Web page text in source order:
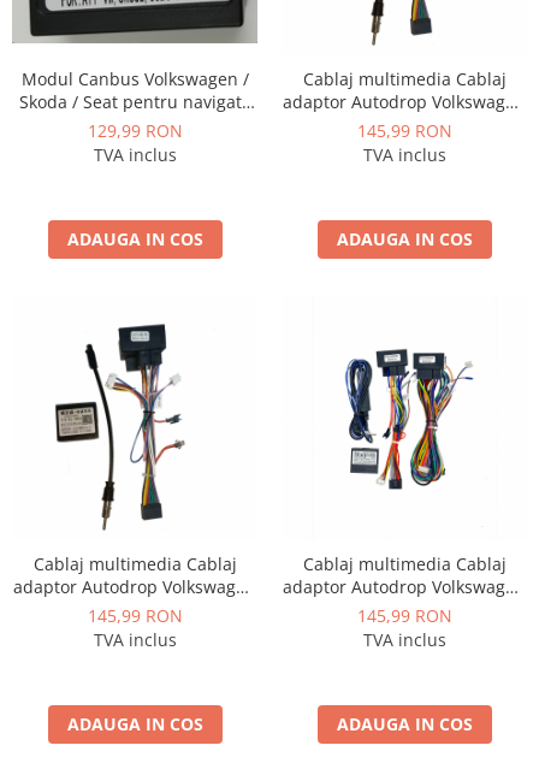
Jeep
Volvo
Ssangyong
Navigații auto universale
Navigații auto universale
Navigații universale 2DIN
Navigații universale 1DIN
Rame adaptoare auto
Rame adaptoare auto
Rame adaptoare Volkswagen
Rame adaptoare Ford
Modul Canbus Volkswagen /
Skoda / Seat pentru navigatii
Android - AD-BGCVWCS
129,99 RON
TVA inclus
ADAUGA IN COS
Cablaj multimedia Cablaj
adaptor Autodrop Volkswagen
Golf 6 (2010-2013) pentru
Navigații multimedia Android
145,99 RON
TVA inclus
ADAUGA IN COS
Cablaj multimedia Cablaj
adaptor Autodrop Volkswagen
T5 Multivan (2008-2015)
pentru Navigații multimedia
145,99 RON
TVA inclus
ADAUGA IN COS
Cablaj multimedia Cablaj
adaptor Autodrop Volkswagen
Polo (2012-2016) pentru
Navigații multimedia Android
145,99 RON
TVA inclus
ADAUGA IN COS